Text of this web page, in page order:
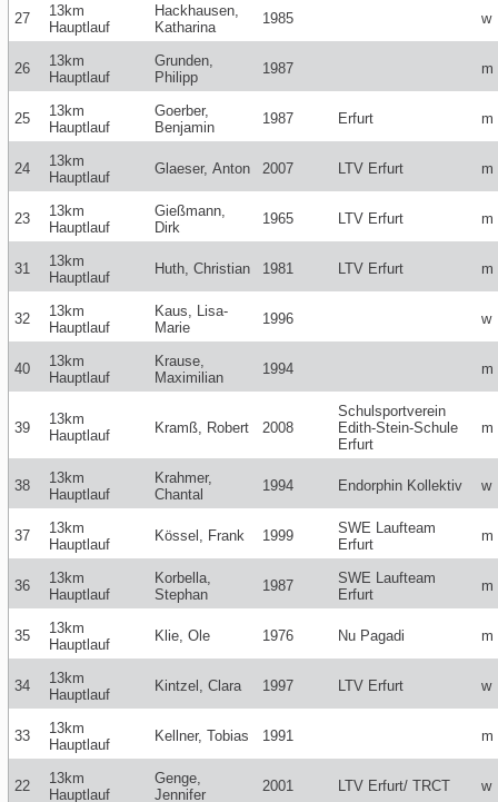
27
13km
Hauptlauf
Hackhausen,
Katharina
1985 w
26
13km
Hauptlauf
Grunden,
Philipp
1987 m
25
13km
Hauptlauf
Goerber,
Benjamin
1987 Erfurt m
24
13km
Hauptlauf
Glaeser, Anton 2007 LTV Erfurt m
23
13km
Hauptlauf
Gießmann,
Dirk
1965 LTV Erfurt m
31
13km
Hauptlauf
Huth, Christian 1981 LTV Erfurt m
32
13km
Hauptlauf
Kaus, Lisa-
Marie
1996 w
40
13km
Hauptlauf
Krause,
Maximilian
1994 m
39
13km
Hauptlauf
Kramß, Robert 2008
Schulsportverein
Edith-Stein-Schule
Erfurt
m
38
13km
Hauptlauf
Krahmer,
Chantal
1994 Endorphin Kollektiv w
37
13km
Hauptlauf
Kössel, Frank 1999
SWE Laufteam
Erfurt
m
36
13km
Hauptlauf
Korbella,
Stephan
1987
SWE Laufteam
Erfurt
m
35
13km
Hauptlauf
Klie, Ole 1976 Nu Pagadi m
34
13km
Hauptlauf
Kintzel, Clara 1997 LTV Erfurt w
33
13km
Hauptlauf
Kellner, Tobias 1991 m
22
13km
Hauptlauf
Genge,
Jennifer
2001 LTV Erfurt/ TRCT w